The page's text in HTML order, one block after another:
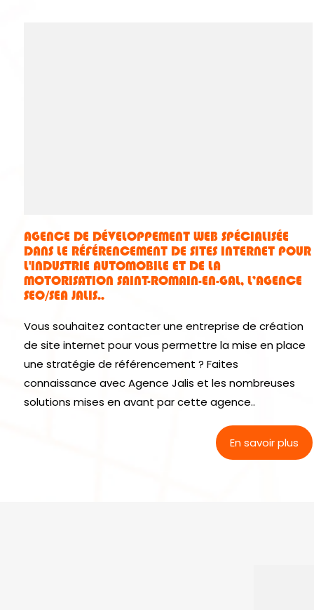
AGENCE DE DÉVELOPPEMENT WEB SPÉCIALISÉE
DANS LE RÉFÉRENCEMENT DE SITES INTERNET POUR
L'INDUSTRIE AUTOMOBILE ET DE LA
MOTORISATION SAINT-ROMAIN-EN-GAL, L’AGENCE
SEO/SEA JALIS..
Vous souhaitez contacter une entreprise de création
de site internet pour vous permettre la mise en place
une stratégie de référencement ? Faites
connaissance avec Agence Jalis et les nombreuses
solutions mises en avant par cette agence..
En savoir plus